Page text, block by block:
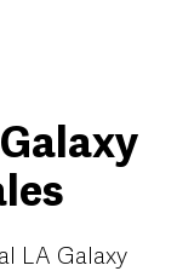
LA Galaxy